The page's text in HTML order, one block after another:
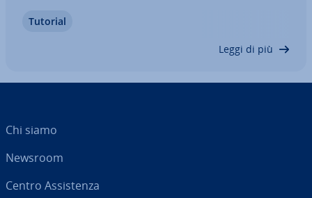
passaggi con cura potrai sfruttare i vantaggi di un
Tutorial
Leggi di più
Chi siamo
Newsroom
Centro As­si­sten­za